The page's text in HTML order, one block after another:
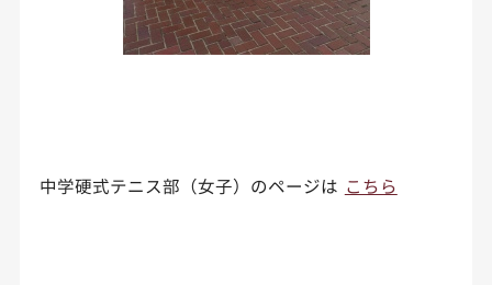
中学硬式テニス部（女子）のページは こちら